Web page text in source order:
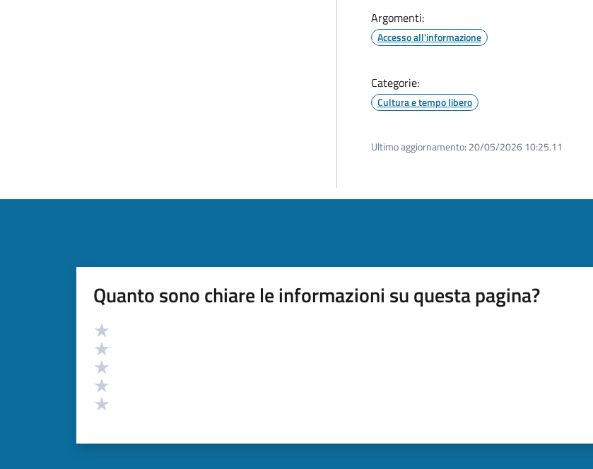
Argomenti:
Accesso all'informazione
Categorie:
Cultura e tempo libero
Ultimo aggiornamento: 20/05/2026 10:25.11
Quanto sono chiare le informazioni su questa pagina?
Valutazione